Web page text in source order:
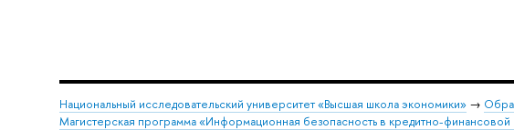
Национальный исследовательский университет «Высшая школа экономики» →
Магистерская программа «Информационная безопасность в кредитно-